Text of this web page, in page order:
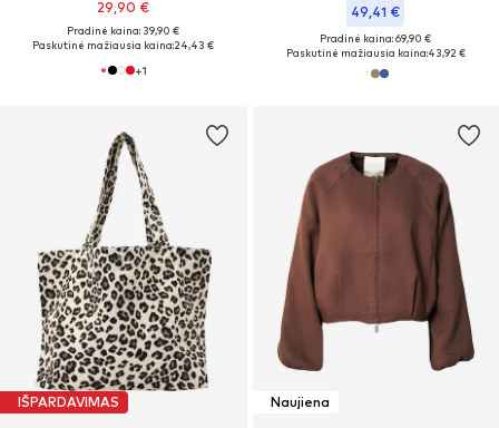
29,90 €
Pradinė kaina: 39,90 €
Paskutinė mažiausia kaina:24,43 €
+1
49,41 €
Pradinė kaina: 69,90 €
Paskutinė mažiausia kaina:43,92 €
IŠPARDAVIMAS Naujiena